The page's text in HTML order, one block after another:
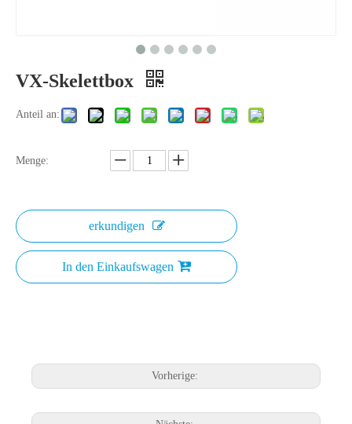
VX-Skelettbox
Anteil an:
Menge:
erkundigen
In den Einkaufswagen
Vorherige: